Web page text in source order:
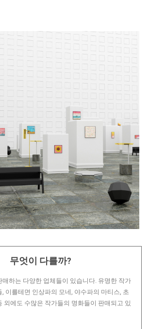
무엇이 다를까?
매하는 다양한 업체들이 있습니다. 유명한 작가
이를테면 인상파의 모네, 야수파의 마티스, 초
외에도 수많은 작가들의 명화들이 판매되고 있